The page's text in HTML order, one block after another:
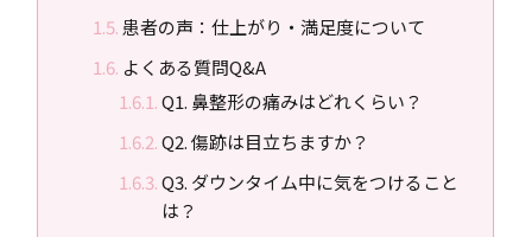
患者の声：仕上がり・満足度について
よくある質問Q&A
Q1. 鼻整形の痛みはどれくらい？
Q2. 傷跡は目立ちますか？
Q3. ダウンタイム中に気をつけること
は？